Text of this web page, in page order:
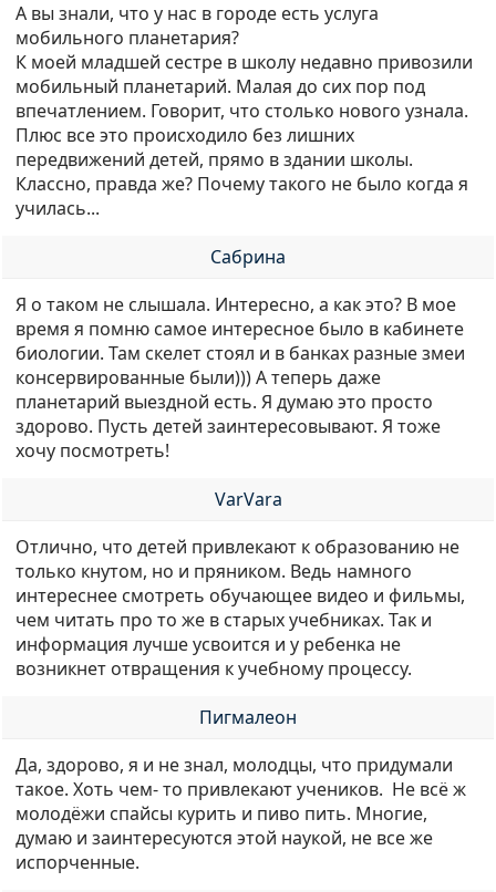
А вы знали, что у нас в городе есть услуга
мобильного планетария?
К моей младшей сестре в школу недавно привозили
мобильный планетарий. Малая до сих пор под
впечатлением. Говорит, что столько нового узнала.
Плюс все это происходило без лишних
передвижений детей, прямо в здании школы.
Классно, правда же? Почему такого не было когда я
училась...
Сабрина
Я о таком не слышала. Интересно, а как это? В мое
время я помню самое интересное было в кабинете
биологии. Там скелет стоял и в банках разные змеи
консервированные были))) А теперь даже
планетарий выездной есть. Я думаю это просто
здорово. Пусть детей заинтересовывают. Я тоже
хочу посмотреть!
VarVara
Отлично, что детей привлекают к образованию не
только кнутом, но и пряником. Ведь намного
интереснее смотреть обучающее видео и фильмы,
чем читать про то же в старых учебниках. Так и
информация лучше усвоится и у ребенка не
возникнет отвращения к учебному процессу.
Пигмалеон
Да, здорово, я и не знал, молодцы, что придумали
такое. Хоть чем- то привлекают учеников. Не всё ж
молодёжи спайсы курить и пиво пить. Многие,
думаю и заинтересуются этой наукой, не все же
испорченные.